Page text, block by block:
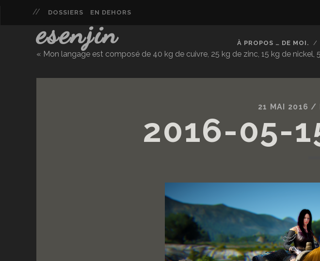
DOSSIERS EN DEHORS
esenjin
« Mon langage est composé de 40 kg de cuivre, 25 kg de zinc, 15 kg de
À PROPOS … DE MOI.
21 MAI 2016 /
2016-05-